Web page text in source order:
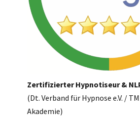
Zertifizierter Hypnotiseur &
​​​​​​​(Dt. Verband für Hypnose e.V. /
Akademie)